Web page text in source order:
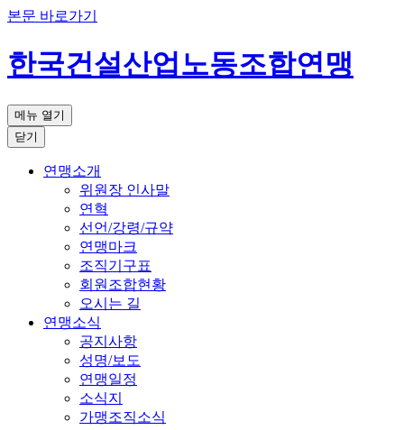
본문 바로가기
한국건설산업노동조합연맹
메뉴 열기
닫기
연맹소개
위원장 인사말
연혁
선언/강령/규약
연맹마크
조직기구표
회원조합현황
오시는 길
연맹소식
공지사항
성명/보도
연맹일정
소식지
가맹조직소식